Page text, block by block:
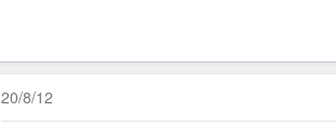
20/8/12